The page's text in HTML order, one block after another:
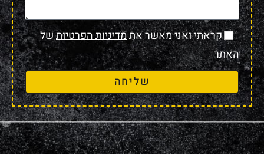
קראתי ואני מאשר אתמדיניות הפרטיותשל
האתר
שליחה